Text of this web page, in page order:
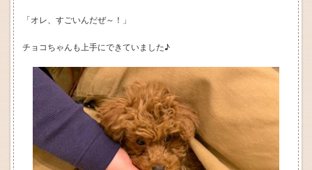
「オレ、すごいんだぜ～！」
チョコちゃんも上手にできていました♪